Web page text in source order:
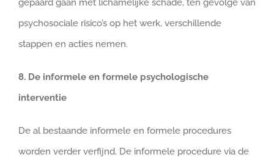
gepaard gaan met lichamelijke schade, ten gevolge van
psychosociale risico’s op het werk, verschillende
stappen en acties nemen.
8. De informele en formele psychologische
interventie
De al bestaande informele en formele procedures
worden verder verfijnd. De informele procedure via de